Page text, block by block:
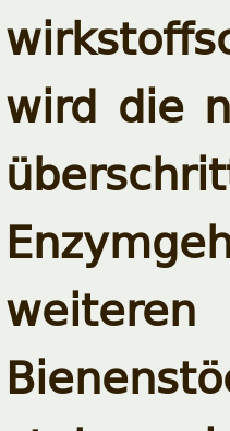
wird die